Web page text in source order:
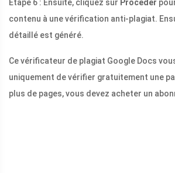
Étape 6 : Ensuite, cliquez sur Procéder
contenu à une vérification anti-plagiat.
détaillé est généré.
Ce vérificateur de plagiat Google Docs
uniquement de vérifier gratuitement une
plus de pages, vous devez acheter un